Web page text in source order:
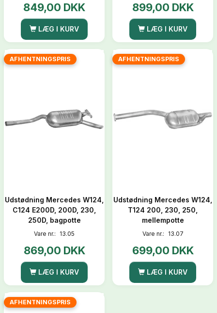
849,00 DKK
LÆG I KURV
899,00 DKK
LÆG I KURV
AFHENTNINGSPRIS
Udstødning Mercedes W124,
C124 E200D, 200D, 230,
250D, bagpotte
Vare nr.: 13.05
869,00 DKK
LÆG I KURV
AFHENTNINGSPRIS
Udstødning Mercedes W124,
T124 200, 230, 250,
mellempotte
Vare nr.: 13.07
699,00 DKK
LÆG I KURV
AFHENTNINGSPRIS